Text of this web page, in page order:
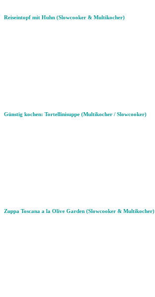
Reiseintopf mit Huhn (Slowcooker & Multikocher)
Günstig kochen: Tortellinisuppe (Multikocher / Slowcooker)
Zuppa Toscana a la Olive Garden (Slowcooker & Multikocher)